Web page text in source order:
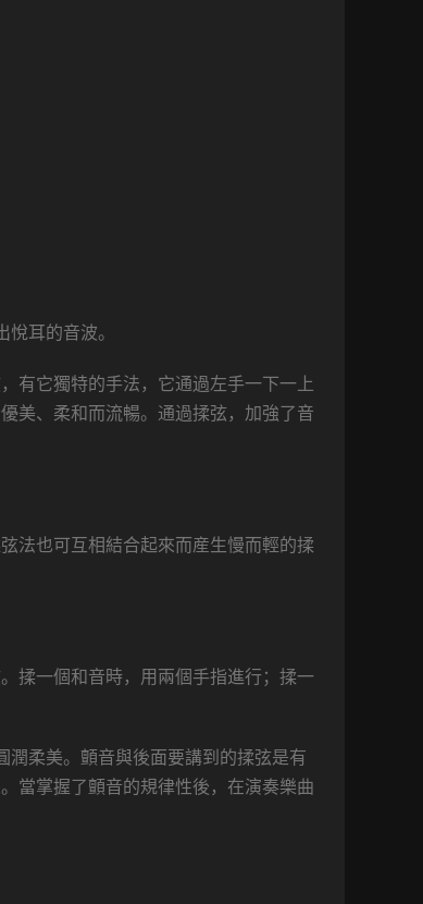
耳的音波。
有它獨特的手法，它通過左手一下一上
美、柔和而流暢。通過揉弦，加強了音
法也可互相結合起來而産生慢而輕的揉
揉一個和音時，用兩個手指進行；揉一
柔美。顫音與後面要講到的揉弦是有
當掌握了顫音的規律性後，在演奏樂曲